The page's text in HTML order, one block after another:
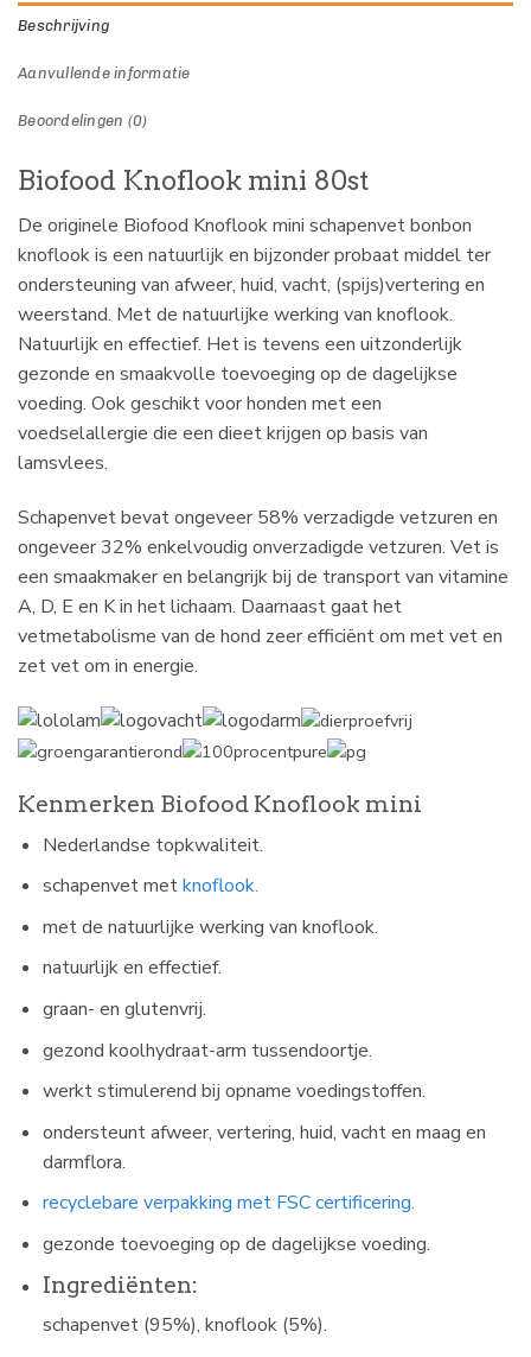
Beschrijving
Aanvullende informatie
Beoordelingen (0)
Biofood Knoflook mini 80st
De originele Biofood Knoflook mini schapenvet bonbon
knoflook is een natuurlijk en bijzonder probaat middel ter
ondersteuning van afweer, huid, vacht, (spijs)vertering en
weerstand. Met de natuurlijke werking van knoflook.
Natuurlijk en effectief. Het is tevens een uitzonderlijk
gezonde en smaakvolle toevoeging op de dagelijkse
voeding. Ook geschikt voor honden met een
voedselallergie die een dieet krijgen op basis van
lamsvlees.
Schapenvet bevat ongeveer 58% verzadigde vetzuren en
ongeveer 32% enkelvoudig onverzadigde vetzuren. Vet is
een smaakmaker en belangrijk bij de transport van vitamine
A, D, E en K in het lichaam. Daarnaast gaat het
vetmetabolisme van de hond zeer efficiënt om met vet en
zet vet om in energie.
Kenmerken Biofood Knoflook mini
Nederlandse topkwaliteit.
schapenvet metknoflook.
met de natuurlijke werking van knoflook.
natuurlijk en effectief.
graan- en glutenvrij.
gezond koolhydraat-arm tussendoortje.
werkt stimulerend bij opname voedingstoffen.
ondersteunt afweer, vertering, huid, vacht en maag en
darmflora.
recyclebare verpakking met FSC certificering.
gezonde toevoeging op de dagelijkse voeding.
Ingrediënten:
schapenvet (95%), knoflook (5%).